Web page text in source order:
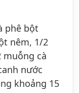
phê bột
nêm, 1/2
muỗng cà
nước
khoảng 15